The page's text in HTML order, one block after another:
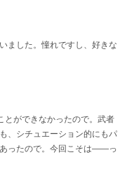
ました。憧れですし、好きな
とができなかったので。武者
、シチュエーション的にもパ
あったので。今回こそは――っ